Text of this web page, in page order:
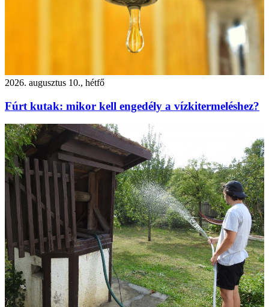
2026. augusztus 10., hétfő
Fúrt kutak: mikor kell engedély a vízkitermeléshez?